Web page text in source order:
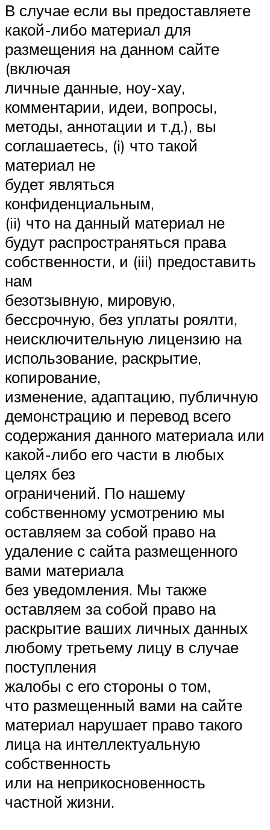
В случае если вы предоставляете
какой-либо материал для
размещения на данном сайте
(включая
личные данные, ноу-хау,
комментарии, идеи, вопросы,
методы, аннотации и т.д.), вы
соглашаетесь, (i) что такой
материал не
будет являться
конфиденциальным,
(ii) что на данный материал не
будут распространяться права
собственности, и (iii) предоставить
нам
безотзывную, мировую,
бессрочную, без уплаты роялти,
неисключительную лицензию на
использование, раскрытие,
копирование,
изменение, адаптацию, публичную
демонстрацию и перевод всего
содержания данного материала или
какой-либо его части в любых
целях без
ограничений. По нашему
собственному усмотрению мы
оставляем за собой право на
удаление с сайта размещенного
вами материала
без уведомления. Мы также
оставляем за собой право на
раскрытие ваших личных данных
любому третьему лицу в случае
поступления
жалобы с его стороны о том,
что размещенный вами на сайте
материал нарушает право такого
лица на интеллектуальную
собственность
или на неприкосновенность
частной жизни.